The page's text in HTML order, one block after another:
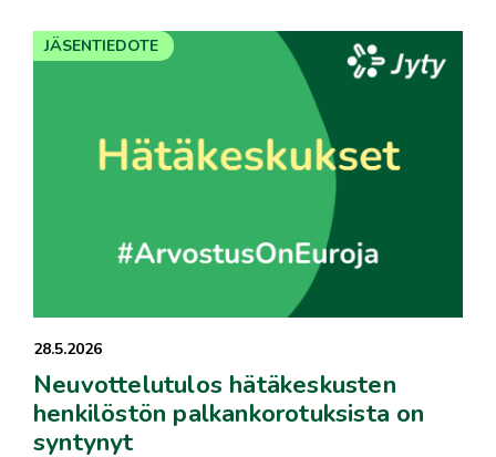
28.5.2026
Neuvottelutulos hätäkeskusten
henkilöstön palkankorotuksista on
syntynyt
JÄSENTIEDOTE